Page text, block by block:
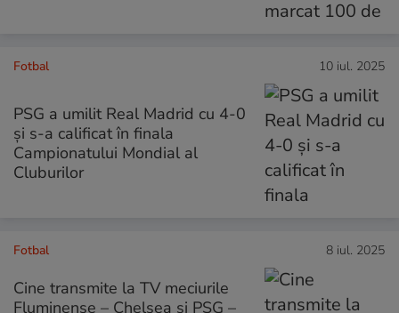
Fotbal 10 iul. 2025
PSG a umilit Real Madrid cu 4-0
și s-a calificat în finala
Campionatului Mondial al
Cluburilor
Fotbal 8 iul. 2025
Cine transmite la TV meciurile
Fluminense – Chelsea și PSG –